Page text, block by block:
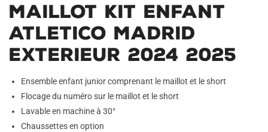
Maillot Kit Enfant
Atletico Madrid
Exterieur 2024 2025
Ensemble enfant junior comprenant le maillot et le short
Flocage du numéro sur le maillot et le short
Lavable en machine à 30°
Chaussettes en option